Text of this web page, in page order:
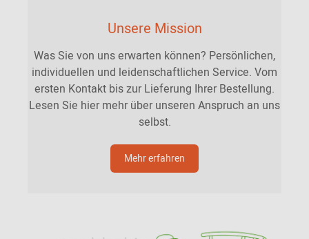
Unsere Mission
Was Sie von uns erwarten können? Persönlichen,
individuellen und leidenschaftlichen Service. Vom
ersten Kontakt bis zur Lieferung Ihrer Bestellung.
Lesen Sie hier mehr über unseren Anspruch an uns
selbst.
Mehr erfahren